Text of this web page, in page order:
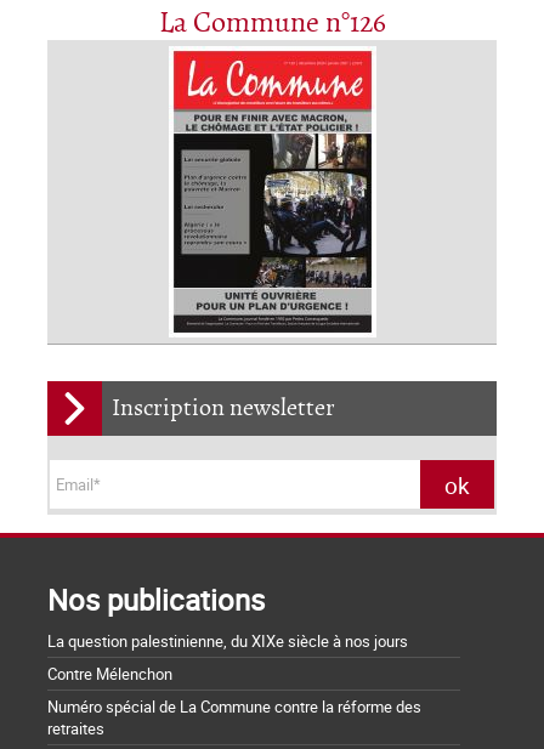
La Commune n°126
Inscription newsletter
Nos publications
La question palestinienne, du XIXe siècle à nos jours
Contre Mélenchon
Numéro spécial de La Commune contre la réforme des
retraites